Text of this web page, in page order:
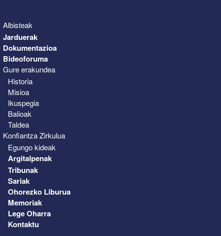
Albisteak
Jarduerak
Dokumentazioa
Bideoforuma
Gure erakundea
Historia
Misioa
Ikuspegia
Balioak
Taldea
Konfiantza Zirkulua
Egungo kideak
Argitalpenak
Tribunak
Sariak
Ohorezko Liburua
Memoriak
Lege Oharra
Kontaktu